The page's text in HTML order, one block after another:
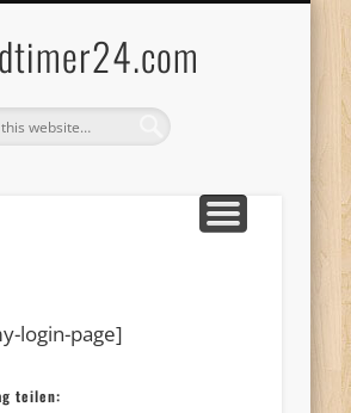
login-page]
teilen: